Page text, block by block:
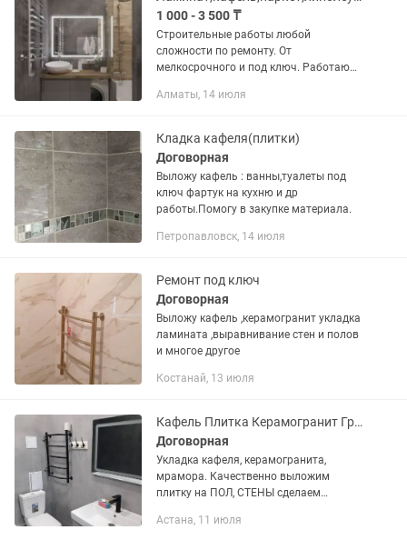
1 000 - 3 500 ₸
Строительные работы любой
сложности по ремонту. От
мелкосрочного и под ключ. Работаю
полностью законченную работу.Сдаю
Имеются Сертификаты,...
Алматы, 14 июля
Кладка кафеля(плитки)
Договорная
Выложу кафель : ванны,туалеты под
ключ фартук на кухню и др
работы.Помогу в закупке материала.
Петропавловск, 14 июля
Ремонт под ключ
Договорная
Выложу кафель ,керамогранит укладка
ламината ,выравнивание стен и полов
и многое другое
Костанай, 13 июля
Кафель Плитка Керамогранит Гранит Мрамор
Договорная
Укладка кафеля, керамогранита,
мрамора. Качественно выложим
плитку на ПОЛ, СТЕНЫ сделаем
все это в обговоренный срок. В случае
Астана, 11 июля